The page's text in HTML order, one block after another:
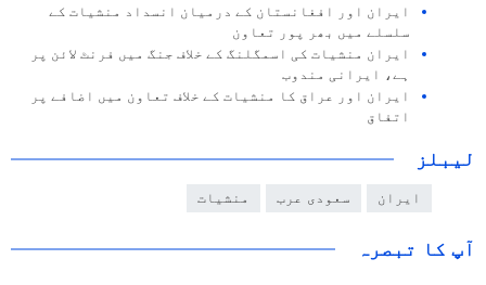
ایران اور افغانستان کے درمیان انسداد منشیات کے
سلسلے میں بھر پور تعاون
ایران منشیات کی اسمگلنگ کے خلاف جنگ میں فرنٹ لائن پر
ہے، ایرانی مندوب
ایران اور عراق کا منشیات کے خلاف تعاون میں اضافے پر
اتفاق
لیبلز
ایران سعودی عرب منشیات
آپ کا تبصرہ